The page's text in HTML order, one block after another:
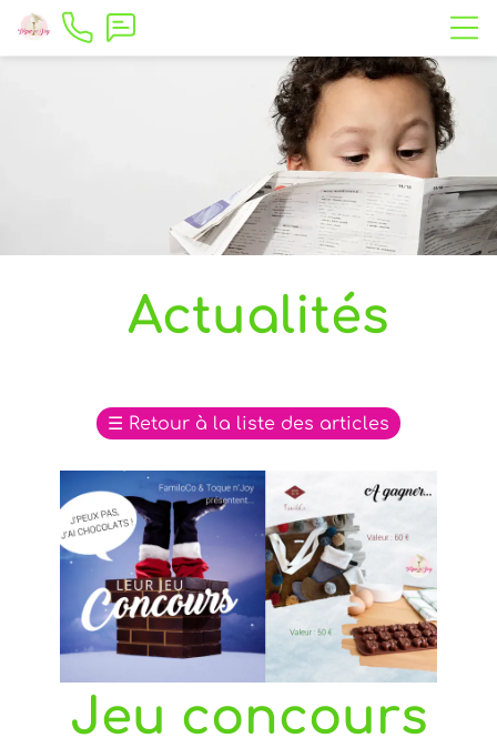
Actualités
☰ Retour à la liste des articles
Jeu concours